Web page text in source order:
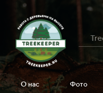
О нас Фото